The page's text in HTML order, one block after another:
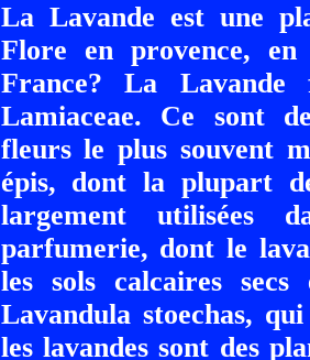
La Lavande est une
Flore en provence,
France? La
Lamiaceae. Ce sont
fleurs le plus souvent
épis, dont la plupart
largement utilisées
parfumerie, dont le
les sols calcaires
Lavandula stoechas,
les lavandes sont des